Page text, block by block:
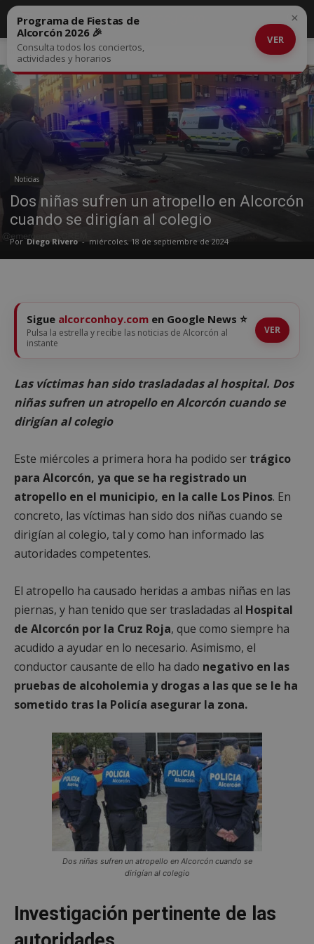
Inicio Noticias
Noticias
Dos niñas sufren un atropello en Alcorcón
cuando se dirigían al colegio
Por Diego Rivero - miércoles, 18 de septiembre de 2024
Programa de Fiestas de
Alcorcón 2026 🎉
Consulta todos los conciertos,
actividades y horarios
VER
×
Sigue alcorconhoy.com en Google News ⭐
Pulsa la estrella y recibe las noticias de Alcorcón al
instante
VER
Las víctimas han sido trasladadas al hospital. Dos
niñas sufren un atropello en Alcorcón cuando se
dirigían al colegio
Este miércoles a primera hora ha podido ser trágico
para Alcorcón, ya que se ha registrado un
atropello en el municipio, en la calle Los Pinos. En
concreto, las víctimas han sido dos niñas cuando se
dirigían al colegio, tal y como han informado las
autoridades competentes.
El atropello ha causado heridas a ambas niñas en las
piernas, y han tenido que ser trasladadas al Hospital
de Alcorcón por la Cruz Roja, que como siempre ha
acudido a ayudar en lo necesario. Asimismo, el
conductor causante de ello ha dado negativo en las
pruebas de alcoholemia y drogas a las que se le ha
sometido tras la Policía asegurar la zona.
Dos niñas sufren un atropello en Alcorcón cuando se
dirigían al colegio
Investigación pertinente de las